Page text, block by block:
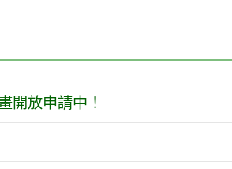
開放申請中！